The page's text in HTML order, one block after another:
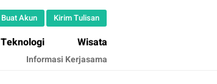
Buat Akun Kirim Tulisan
Teknologi Wisata
Informasi Kerjasama